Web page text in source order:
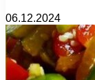
06.12.2024